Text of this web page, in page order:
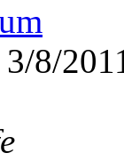
3/8/